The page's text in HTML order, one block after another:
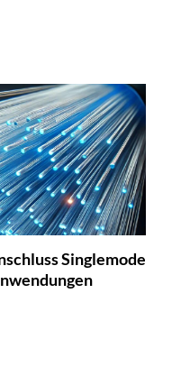
Singlemode